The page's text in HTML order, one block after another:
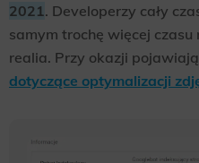
2021. Developerzy cały
samym trochę więcej
realia. Przy okazji
dotyczące optymalizacji